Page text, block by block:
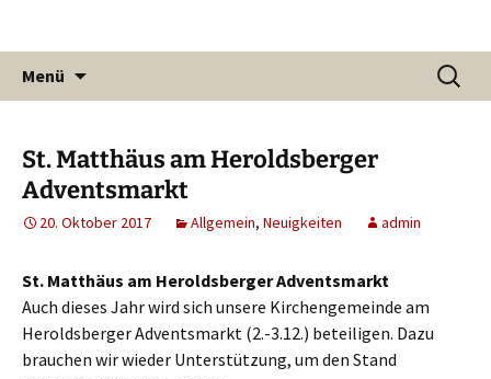
Menü
Suchen
nach:
St. Matthäus am Heroldsberger
Adventsmarkt
20. Oktober 2017 Allgemein, Neuigkeiten admin
St. Matthäus am Heroldsberger Adventsmarkt
Auch dieses Jahr wird sich unsere Kirchengemeinde am
Heroldsberger Adventsmarkt (2.-3.12.) beteiligen. Dazu
brauchen wir wieder Unterstützung, um den Stand